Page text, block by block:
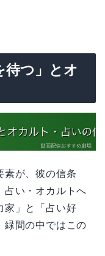
待つ」とオ
素が、彼の信条
占い・オカルトへ
家」と「占い好
緑間の中ではこの